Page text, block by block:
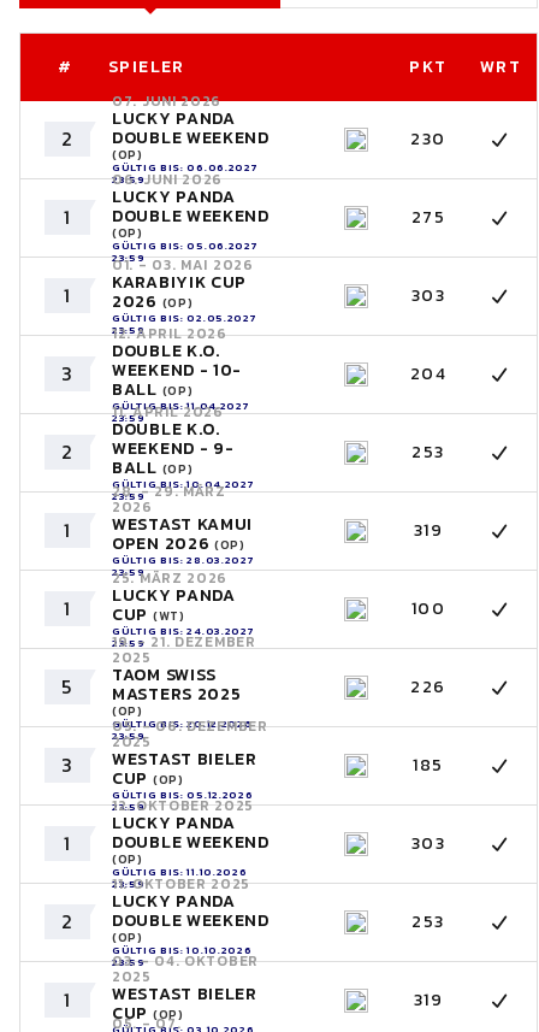
# SPIELER PKT WRT
2
07. JUNI 2026
LUCKY PANDA
DOUBLE WEEKEND
(OP)
GÜLTIG BIS: 06.06.2027
23:59
230
1
06. JUNI 2026
LUCKY PANDA
DOUBLE WEEKEND
(OP)
GÜLTIG BIS: 05.06.2027
23:59
275
1
01. - 03. MAI 2026
KARABIYIK CUP
2026 (OP)
GÜLTIG BIS: 02.05.2027
23:59
303
3
12. APRIL 2026
DOUBLE K.O.
WEEKEND - 10-
BALL (OP)
GÜLTIG BIS: 11.04.2027
23:59
204
2
11. APRIL 2026
DOUBLE K.O.
WEEKEND - 9-
BALL (OP)
GÜLTIG BIS: 10.04.2027
23:59
253
1
28. - 29. MÄRZ
2026
WESTAST KAMUI
OPEN 2026 (OP)
GÜLTIG BIS: 28.03.2027
23:59
319
1
25. MÄRZ 2026
LUCKY PANDA
CUP (WT)
GÜLTIG BIS: 24.03.2027
23:59
100
5
19. - 21. DEZEMBER
2025
TAOM SWISS
MASTERS 2025
(OP)
GÜLTIG BIS: 20.12.2026
23:59
226
3
05. - 06. DEZEMBER
2025
WESTAST BIELER
CUP (OP)
GÜLTIG BIS: 05.12.2026
23:59
185
1
12. OKTOBER 2025
LUCKY PANDA
DOUBLE WEEKEND
(OP)
GÜLTIG BIS: 11.10.2026
23:59
303
2
11. OKTOBER 2025
LUCKY PANDA
DOUBLE WEEKEND
(OP)
GÜLTIG BIS: 10.10.2026
23:59
253
1
03. - 04. OKTOBER
2025
WESTAST BIELER
CUP (OP)
319
05. - 07.